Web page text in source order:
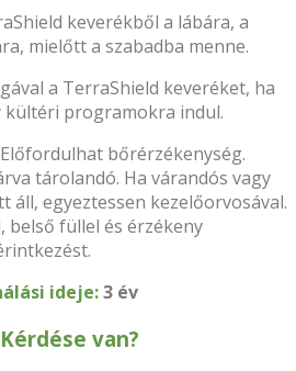
keverékből a lábára, a
mielőtt a szabadba menne.
a TerraShield keveréket, ha
kültéri programokra indul.
bőrérzékenység.
tárolandó. Ha várandós vagy
áll, egyeztessen kezelőorvosával.
belső füllel és érzékeny
ideje:3 év
Kérdése van?